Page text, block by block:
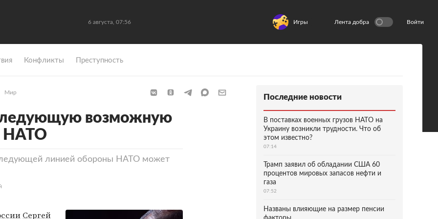
6 августа, 07:56 Игры Лента добра Войти
Конфликты Преступность
Мир
возможную
НАТО
линией обороны НАТО может
Сергей
Последние новости
В поставках военных грузов НАТО на
Украину возникли трудности. Что об
этом известно?
07:14
Трамп заявил об обладании США 60
процентов мировых запасов нефти и
газа
07:52
Названы влияющие на размер пенсии